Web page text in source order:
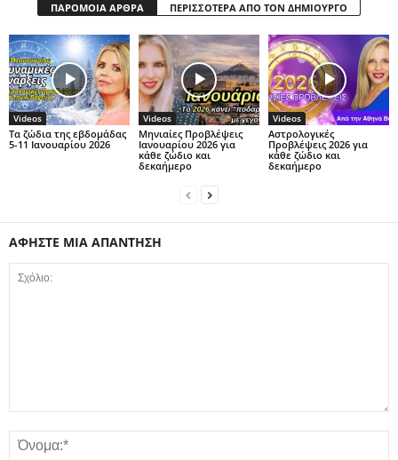
ΠΑΡΟΜΟΙΑ ΑΡΘΡΑ ΠΕΡΙΣΣΟΤΕΡΑ ΑΠΟ ΤΟΝ ΔΗΜΙΟΥΡΓΟ
Videos
Τα ζώδια της εβδομάδας
5-11 Ιανουαρίου 2026
Videos
Μηνιαίες Προβλέψεις
Ιανουαρίου 2026 για
κάθε ζώδιο και
δεκαήμερο
Videos
Αστρολογικές
Προβλέψεις 2026 για
κάθε ζώδιο και
δεκαήμερο
ΑΦΗΣΤΕ ΜΙΑ ΑΠΑΝΤΗΣΗ